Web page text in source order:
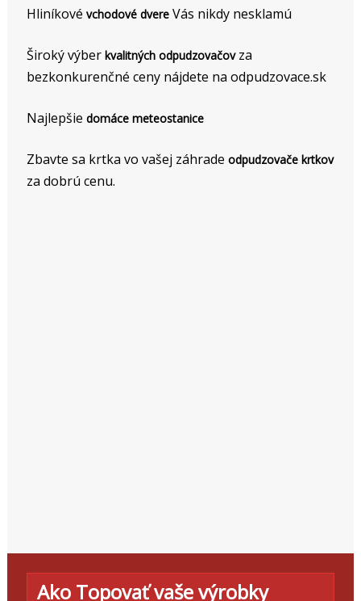
Hliníkové vchodové dvereVás nikdy nesklamú
Široký výber kvalitných odpudzovačovza
bezkonkurenčné ceny nájdete na odpudzovace.sk
Najlepšie domáce meteostanice
Zbavte sa krtka vo vašej záhrade odpudzovače krtkov
za dobrú cenu.
Ako Topovať vaše výrobky